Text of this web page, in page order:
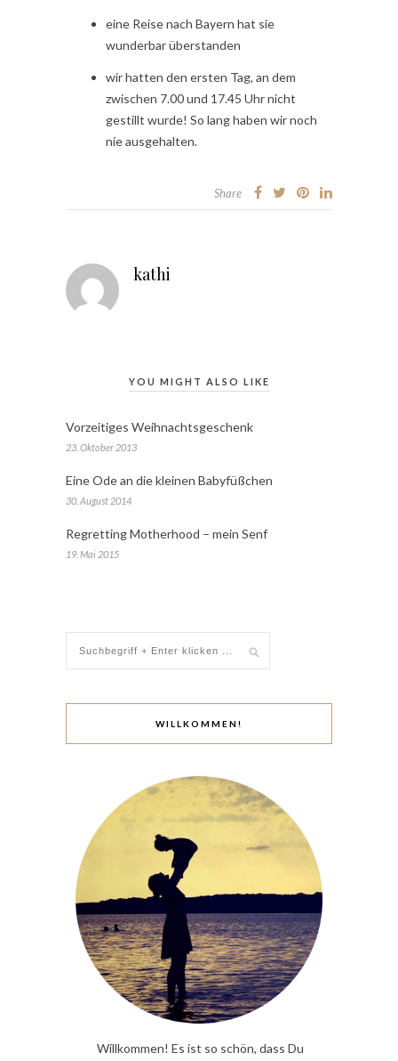
eine Reise nach Bayern hat sie
wunderbar überstanden
wir hatten den ersten Tag, an dem
zwischen 7.00 und 17.45 Uhr nicht
gestillt wurde! So lang haben wir noch
nie ausgehalten.
Share
kathi
YOU MIGHT ALSO LIKE
Vorzeitiges Weihnachtsgeschenk
23. Oktober 2013
Eine Ode an die kleinen Babyfüßchen
30. August 2014
Regretting Motherhood – mein Senf
19. Mai 2015
WILLKOMMEN!
Willkommen! Es ist so schön, dass Du